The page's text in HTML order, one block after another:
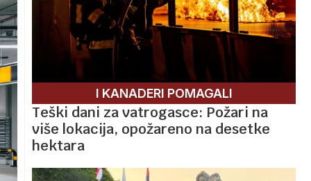
I KANADERI POMAGALI
Teški dani za vatrogasce: Požari na
više lokacija, opožareno na desetke
hektara